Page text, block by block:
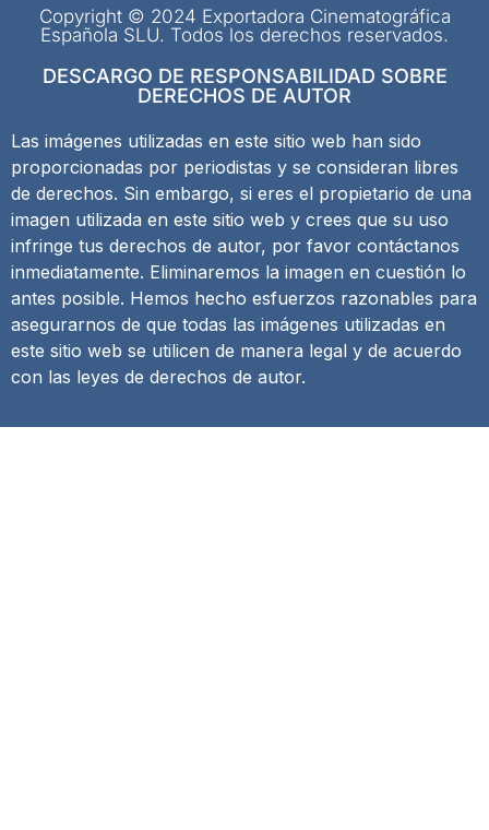
Copyright © 2024 Exportadora Cinematográfica
Española SLU. Todos los derechos reservados.
DESCARGO DE RESPONSABILIDAD SOBRE
DERECHOS DE AUTOR
Las imágenes utilizadas en este sitio web han sido
proporcionadas por periodistas y se consideran libres
de derechos. Sin embargo, si eres el propietario de una
imagen utilizada en este sitio web y crees que su uso
infringe tus derechos de autor, por favor contáctanos
inmediatamente. Eliminaremos la imagen en cuestión lo
antes posible. Hemos hecho esfuerzos razonables para
asegurarnos de que todas las imágenes utilizadas en
este sitio web se utilicen de manera legal y de acuerdo
con las leyes de derechos de autor.